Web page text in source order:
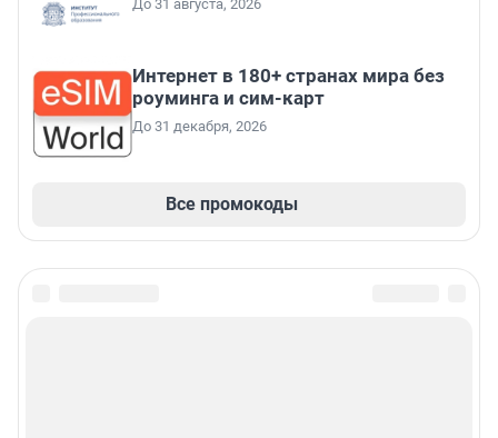
До 31 августа, 2026
Интернет в 180+ странах мира без
роуминга и сим-карт
До 31 декабря, 2026
Все промокоды